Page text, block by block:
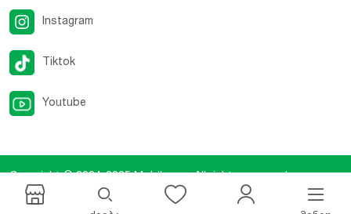
Instagram
Tiktok
Youtube
Copyright © 2024-2025Mobilux.ge. All rights reserved.
Developed By